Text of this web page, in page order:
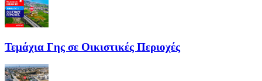
Τεμάχια Γης σε Οικιστικές Περιοχές